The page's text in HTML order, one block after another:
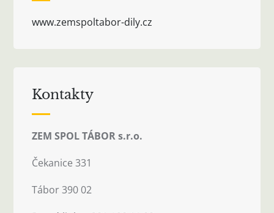
www.zemspoltabor-dily.cz
Kontakty
ZEM SPOL TÁBOR s.r.o.
Čekanice 331
Tábor 390 02